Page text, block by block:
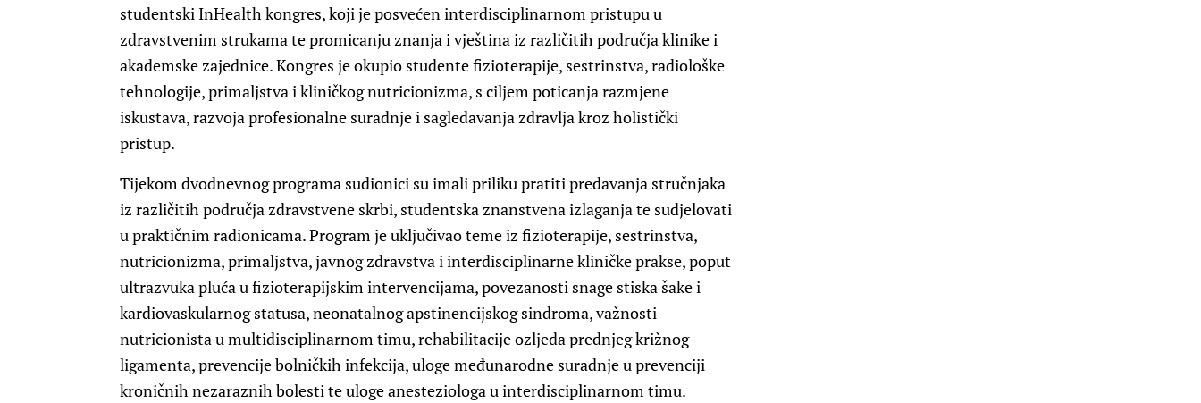
studentski InHealth kongres, koji je posvećen interdisciplinarnom pristupu u
zdravstvenim strukama te promicanju znanja i vještina iz različitih područja klinike i
akademske zajednice. Kongres je okupio studente fizioterapije, sestrinstva, radiološke
tehnologije, primaljstva i kliničkog nutricionizma, s ciljem poticanja razmjene
iskustava, razvoja profesionalne suradnje i sagledavanja zdravlja kroz holistički
pristup.
Tijekom dvodnevnog programa sudionici su imali priliku pratiti predavanja stručnjaka
iz različitih područja zdravstvene skrbi, studentska znanstvena izlaganja te sudjelovati
u praktičnim radionicama. Program je uključivao teme iz fizioterapije, sestrinstva,
nutricionizma, primaljstva, javnog zdravstva i interdisciplinarne kliničke prakse, poput
ultrazvuka pluća u fizioterapijskim intervencijama, povezanosti snage stiska šake i
kardiovaskularnog statusa, neonatalnog apstinencijskog sindroma, važnosti
nutricionista u multidisciplinarnom timu, rehabilitacije ozljeda prednjeg križnog
ligamenta, prevencije bolničkih infekcija, uloge međunarodne suradnje u prevenciji
kroničnih nezaraznih bolesti te uloge anesteziologa u interdisciplinarnom timu.